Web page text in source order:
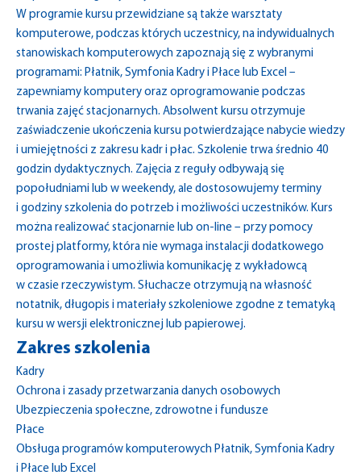
W programie kursu przewidziane są także warsztaty
komputerowe, podczas których uczestnicy, na indywidualnych
stanowiskach komputerowych zapoznają się z wybranymi
programami: Płatnik, Symfonia Kadry i Płace lub Excel –
zapewniamy komputery oraz oprogramowanie podczas
trwania zajęć stacjonarnych. Absolwent kursu otrzymuje
zaświadczenie ukończenia kursu potwierdzające nabycie wiedzy
i umiejętności z zakresu kadr i płac. Szkolenie trwa średnio 40
godzin dydaktycznych. Zajęcia z reguły odbywają się
popołudniami lub w weekendy, ale dostosowujemy terminy
i godziny szkolenia do potrzeb i możliwości uczestników. Kurs
można realizować stacjonarnie lub on-line – przy pomocy
prostej platformy, która nie wymaga instalacji dodatkowego
oprogramowania i umożliwia komunikację z wykładowcą
w czasie rzeczywistym. Słuchacze otrzymują na własność
notatnik, długopis i materiały szkoleniowe zgodne z tematyką
kursu w wersji elektronicznej lub papierowej.
Zakres szkolenia
Kadry
Ochrona i zasady przetwarzania danych osobowych
Ubezpieczenia społeczne, zdrowotne i fundusze
Płace
Obsługa programów komputerowych Płatnik, Symfonia Kadry
i Płace lub Excel